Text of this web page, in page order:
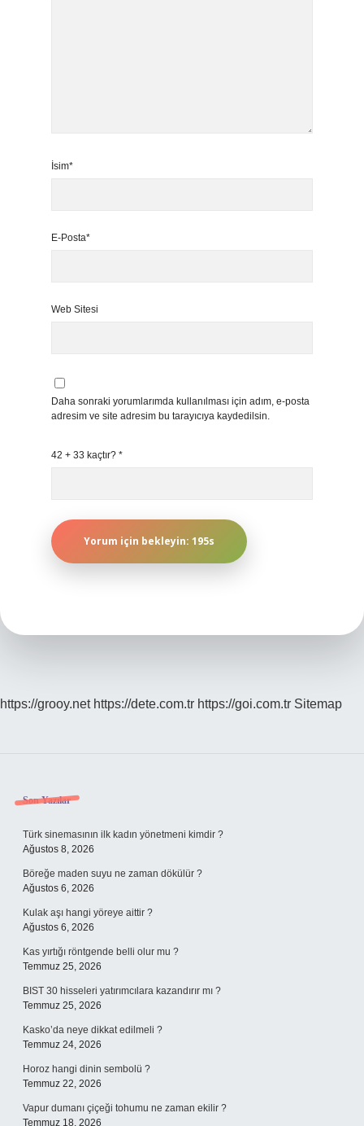
İsim*
E-Posta*
Web Sitesi
Daha sonraki yorumlarımda kullanılması için adım, e-posta
adresim ve site adresim bu tarayıcıya kaydedilsin.
42 + 33 kaçtır? *
https://grooy.net https://dete.com.tr https://goi.com.tr Sitemap
Sidebar
Son Yazılar
Türk sinemasının ilk kadın yönetmeni kimdir ?
Ağustos 8, 2026
Böreğe maden suyu ne zaman dökülür ?
Ağustos 6, 2026
Kulak aşı hangi yöreye aittir ?
Ağustos 6, 2026
Kas yırtığı röntgende belli olur mu ?
Temmuz 25, 2026
BIST 30 hisseleri yatırımcılara kazandırır mı ?
Temmuz 25, 2026
Kasko’da neye dikkat edilmeli ?
Temmuz 24, 2026
Horoz hangi dinin sembolü ?
Temmuz 22, 2026
Vapur dumanı çiçeği tohumu ne zaman ekilir ?
Temmuz 18, 2026